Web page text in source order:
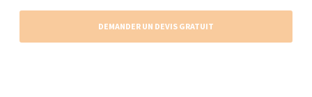
DEMANDER UN DEVIS GRATUIT